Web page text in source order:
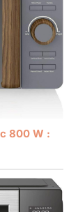
800 W :